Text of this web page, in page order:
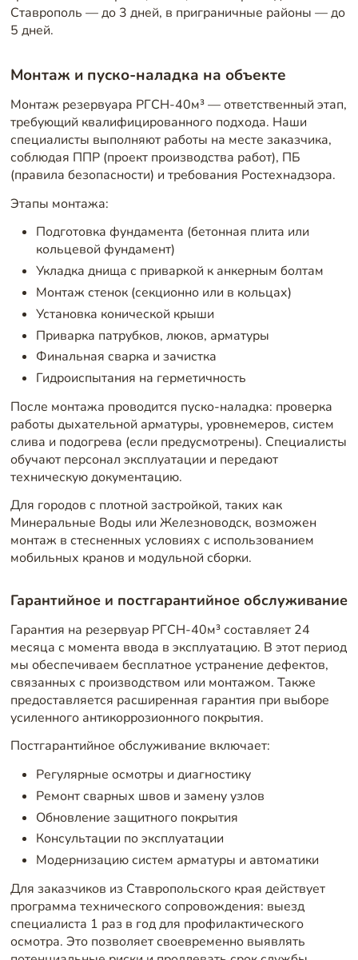
Ставрополь — до 3 дней, в приграничные районы — до
5 дней.
Монтаж и пуско-наладка на объекте
Монтаж резервуара РГСН-40м³ — ответственный этап,
требующий квалифицированного подхода. Наши
специалисты выполняют работы на месте заказчика,
соблюдая ППР (проект производства работ), ПБ
(правила безопасности) и требования Ростехнадзора.
Этапы монтажа:
Подготовка фундамента (бетонная плита или
кольцевой фундамент)
Укладка днища с приваркой к анкерным болтам
Монтаж стенок (секционно или в кольцах)
Установка конической крыши
Приварка патрубков, люков, арматуры
Финальная сварка и зачистка
Гидроиспытания на герметичность
После монтажа проводится пуско-наладка: проверка
работы дыхательной арматуры, уровнемеров, систем
слива и подогрева (если предусмотрены). Специалисты
обучают персонал эксплуатации и передают
техническую документацию.
Для городов с плотной застройкой, таких как
Минеральные Воды или Железноводск, возможен
монтаж в стесненных условиях с использованием
мобильных кранов и модульной сборки.
Гарантийное и постгарантийное обслуживание
Гарантия на резервуар РГСН-40м³ составляет 24
месяца с момента ввода в эксплуатацию. В этот период
мы обеспечиваем бесплатное устранение дефектов,
связанных с производством или монтажом. Также
предоставляется расширенная гарантия при выборе
усиленного антикоррозионного покрытия.
Постгарантийное обслуживание включает:
Регулярные осмотры и диагностику
Ремонт сварных швов и замену узлов
Обновление защитного покрытия
Консультации по эксплуатации
Модернизацию систем арматуры и автоматики
Для заказчиков из Ставропольского края действует
программа технического сопровождения: выезд
специалиста 1 раз в год для профилактического
осмотра. Это позволяет своевременно выявлять